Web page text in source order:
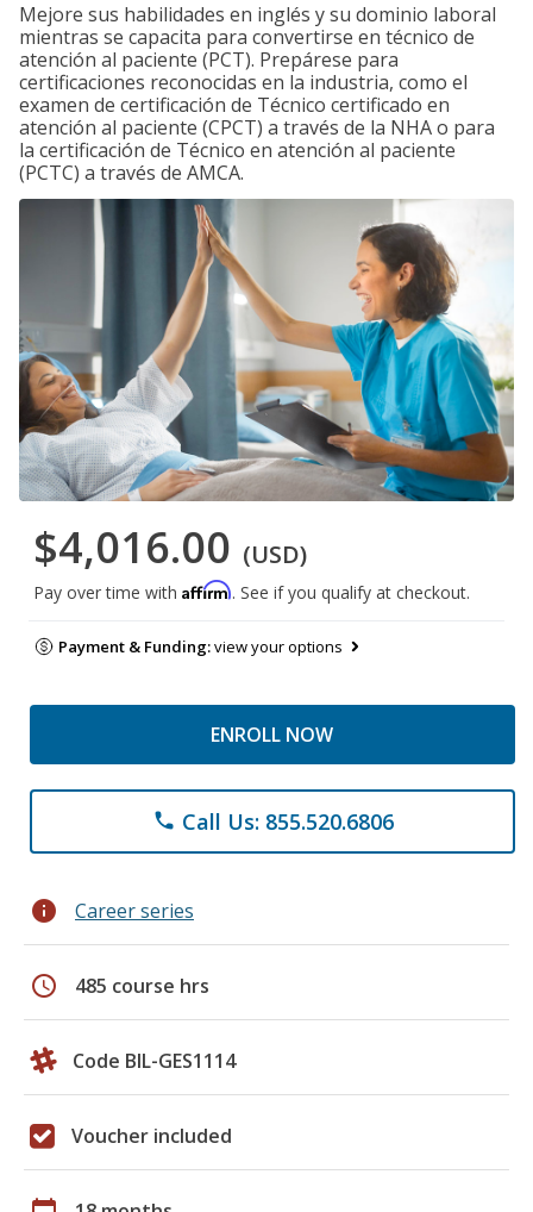
Mejore sus habilidades en inglés y su dominio laboral
mientras se capacita para convertirse en técnico de
atención al paciente (PCT). Prepárese para
certificaciones reconocidas en la industria, como el
examen de certificación de Técnico certificado en
atención al paciente (CPCT) a través de la NHA o para
la certificación de Técnico en atención al paciente
(PCTC) a través de AMCA.
$4,016.00 (USD)
Pay over time with Affirm. See if you qualify at checkout.
Payment & Funding:view your options
ENROLL NOW
phone Call Us: 855.520.6806
info Career series
schedule 485 course hrs
Code BIL-GES1114
Voucher included